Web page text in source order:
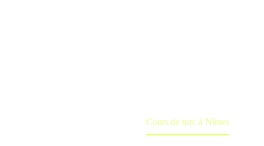
Cours de turc à Nîmes